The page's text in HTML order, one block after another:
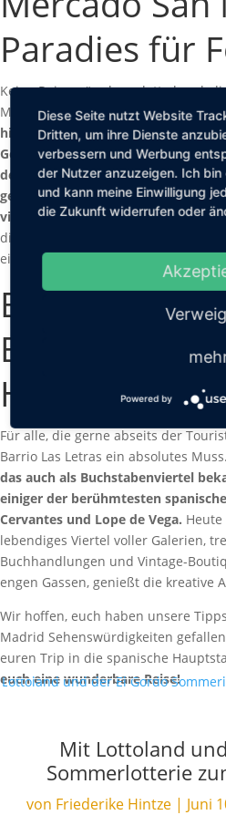
Paradies für
Keine Reise wäre komplett ohne
Mercado San Miguel ist ein wahres
historische Markthalle bietet eine
Gemüse, eingelegten
delikaten Meeresfrüchten,
gebackenen Brot, köstlicher Paella,
vielem mehr.Kommt am besten
die verschiedenen Stände. Ein
ein Fest für alle Sinne!
Barrio Las
Hipster-Flair
Für alle, die gerne abseits der
Barrio Las Letras ein absolutes Muss.
das auch als Buchstabenviertel
einiger der berühmtesten
Cervantes und Lope de Vega.
lebendiges Viertel voller Galerien,
Buchhandlungen und Vintage-
engen Gassen, genießt die kreative
Wir hoffen, euch haben unsere
Madrid Sehenswürdigkeiten
euren Trip in die spanische
euch eine wunderbare Reise!
Mit Lottoland
Sommerlotterie
von Friederike Hintze| Juni
Diese Seite nutzt Website
Dritten, um ihre Dienste
verbessern und Werbung
der Nutzer anzuzeigen. Ich
und kann meine Einwilligung
die Zukunft widerrufen oder
Powered by